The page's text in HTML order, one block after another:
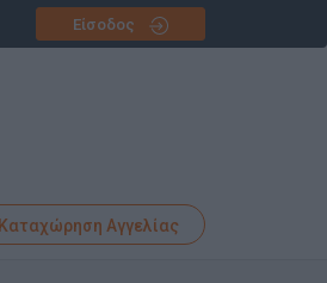
Είσοδος
Καταχώρηση Αγγελίας